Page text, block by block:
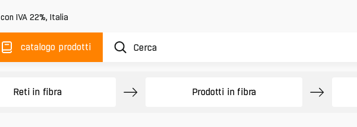
con IVA 22%, Italia
catalogo prodotti
Reti in fibra Prodotti in fibra